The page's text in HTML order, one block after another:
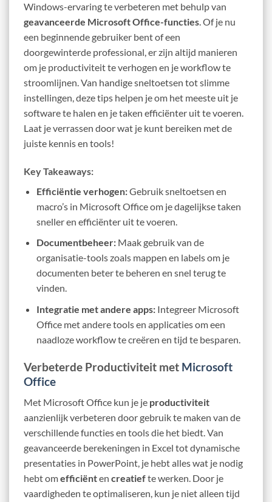
Windows-ervaring te verbeteren met behulp van
geavanceerde Microsoft Office-functies. Of je nu
een beginnende gebruiker bent of een
doorgewinterde professional, er zijn altijd manieren
om je productiviteit te verhogen en je workflow te
stroomlijnen. Van handige sneltoetsen tot slimme
instellingen, deze tips helpen je om het meeste uit je
software te halen en je taken efficiënter uit te voeren.
Laat je verrassen door wat je kunt bereiken met de
juiste kennis en tools!
Key Takeaways:
Efficiëntie verhogen:Gebruik sneltoetsen en
macro’s in Microsoft Office om je dagelijkse taken
sneller en efficiënter uit te voeren.
Documentbeheer:Maak gebruik van de
organisatie-tools zoals mappen en labels om je
documenten beter te beheren en snel terug te
vinden.
Integratie met andere apps:Integreer Microsoft
Office met andere tools en applicaties om een
naadloze workflow te creëren en tijd te besparen.
Verbeterde Productiviteit met Microsoft
Office
Met Microsoft Office kun je je productiviteit
aanzienlijk verbeteren door gebruik te maken van de
verschillende functies en tools die het biedt. Van
geavanceerde berekeningen in Excel tot dynamische
presentaties in PowerPoint, je hebt alles wat je nodig
hebt omefficiënten creatiefte werken. Door je
vaardigheden te optimaliseren, kun je niet alleen tijd